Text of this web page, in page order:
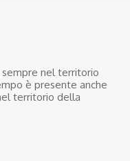
nel territorio
è presente anche
territorio della